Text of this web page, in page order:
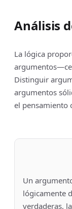
Análisis
La lógica
Distinguir
argumentos
el pensamiento
Un
lógicamente
verdaderas,